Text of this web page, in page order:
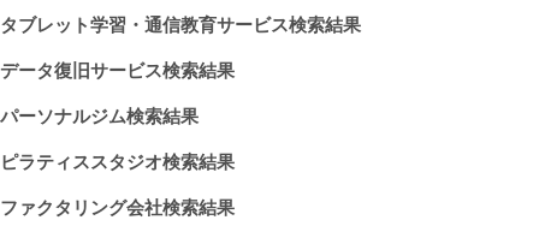
タブレット学習・通信教育サービス検索結果
データ復旧サービス検索結果
パーソナルジム検索結果
ピラティススタジオ検索結果
ファクタリング会社検索結果